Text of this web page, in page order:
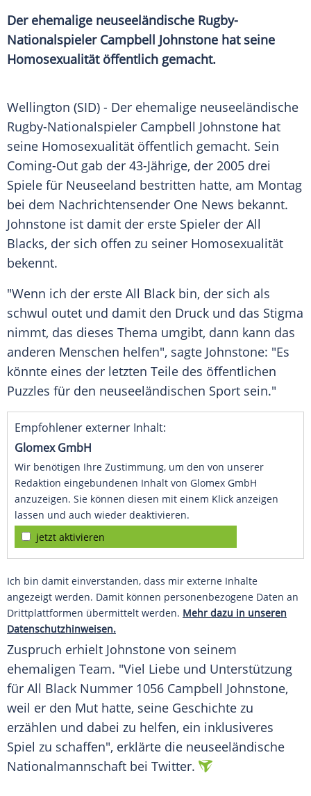
Der ehemalige neuseeländische Rugby-
Nationalspieler Campbell Johnstone hat seine
Homosexualität öffentlich gemacht.
Wellington (SID) - Der ehemalige neuseeländische
Rugby-Nationalspieler Campbell Johnstone hat
seine Homosexualität öffentlich gemacht. Sein
Coming-Out gab der 43-Jährige, der 2005 drei
Spiele für Neuseeland bestritten hatte, am Montag
bei dem Nachrichtensender One News bekannt.
Johnstone ist damit der erste Spieler der All
Blacks, der sich offen zu seiner Homosexualität
bekennt.
"Wenn ich der erste All Black bin, der sich als
schwul outet und damit den Druck und das Stigma
nimmt, das dieses Thema umgibt, dann kann das
anderen Menschen helfen", sagte Johnstone: "Es
könnte eines der letzten Teile des öffentlichen
Puzzles für den neuseeländischen Sport sein."
Empfohlener externer Inhalt:
Glomex GmbH
Wir benötigen Ihre Zustimmung, um den von unserer
Redaktion eingebundenen Inhalt von Glomex GmbH
anzuzeigen. Sie können diesen mit einem Klick anzeigen
lassen und auch wieder deaktivieren.
jetzt aktivieren
Ich bin damit einverstanden, dass mir externe Inhalte
angezeigt werden. Damit können personenbezogene Daten an
Drittplattformen übermittelt werden. Mehr dazu in unseren
Datenschutzhinweisen.
Zuspruch erhielt Johnstone von seinem
ehemaligen Team. "Viel Liebe und Unterstützung
für All Black Nummer 1056 Campbell Johnstone,
weil er den Mut hatte, seine Geschichte zu
erzählen und dabei zu helfen, ein inklusiveres
Spiel zu schaffen", erklärte die neuseeländische
Nationalmannschaft bei Twitter.